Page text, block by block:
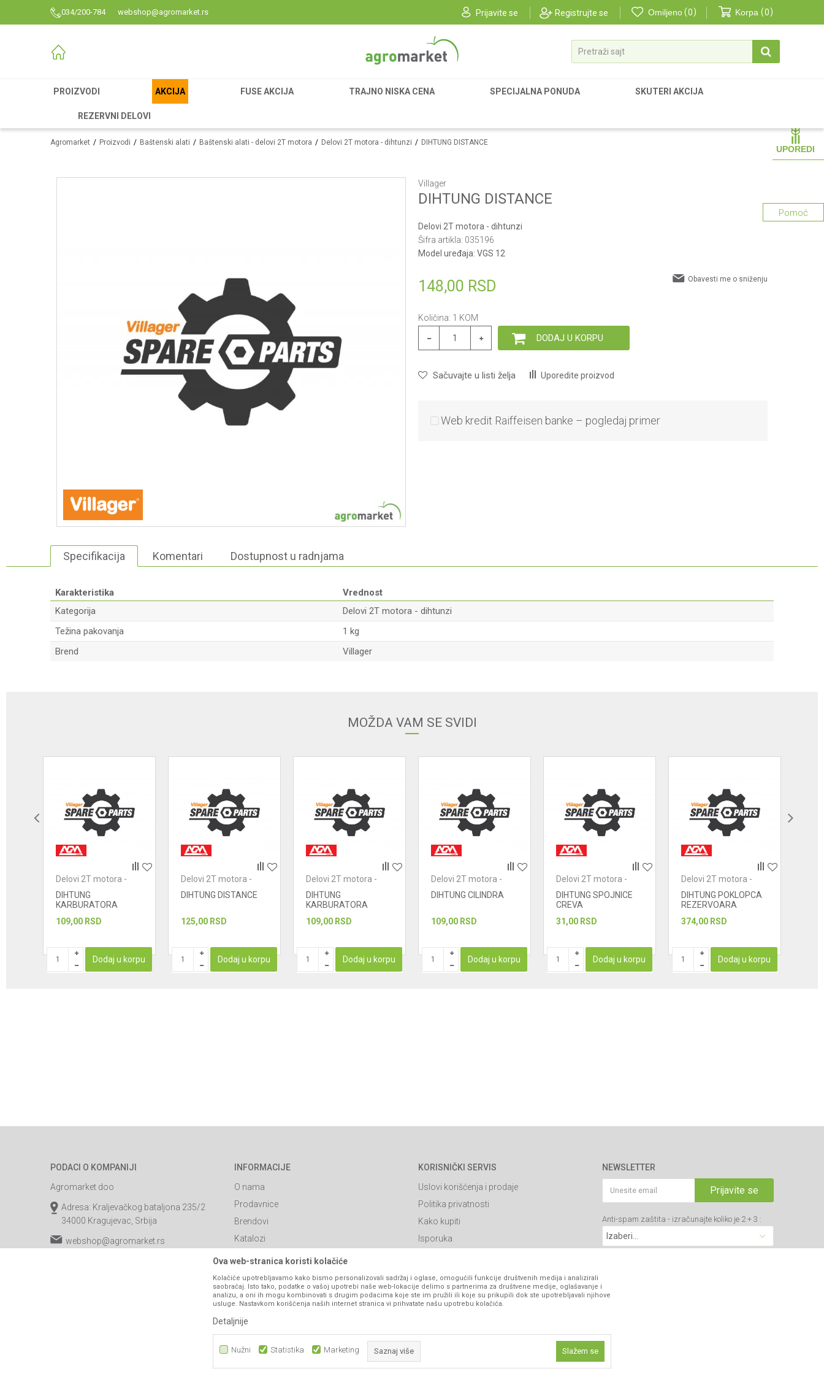
034/200-784 webshop@agromarket.rs Prijavite se Registrujte se Omiljeno 0 Korpa 0
Pretraži sajt
PROIZVODI AKCIJA FUSE AKCIJA TRAJNO NISKA CENA SPECIJALNA PONUDA SKUTERI AKCIJA
REZERVNI DELOVI
UPOREDI
Agromarket Proizvodi Baštenski alati Baštenski alati - delovi 2T motora Delovi 2T motora - dihtunzi DIHTUNG DISTANCE
Villager
DIHTUNG DISTANCE
Delovi 2T motora - dihtunzi
Šifra artikla: 035196
Model uređaja: VGS 12
148,00 RSD Obavesti me o sniženju
Količina: 1 KOM
DODAJ U KORPU
Sačuvajte u listi želja Uporedite proizvod
Web kredit Raiffeisen banke – pogledaj primer
Pomoć
Specifikacija Komentari Dostupnost u radnjama
Karakteristika
Vrednost
Kategorija
Delovi 2T motora - dihtunzi
Težina pakovanja
1 kg
Brend
Villager
POŠALJI
MOŽDA VAM SE SVIDI
Delovi 2T motora -
DIHTUNG
KARBURATORA
109,00 RSD
Dodaj u korpu
Delovi 2T motora -
DIHTUNG DISTANCE
125,00 RSD
Dodaj u korpu
Delovi 2T motora -
DIHTUNG
KARBURATORA
109,00 RSD
Dodaj u korpu
Delovi 2T motora -
DIHTUNG CILINDRA
109,00 RSD
Dodaj u korpu
Delovi 2T motora -
DIHTUNG SPOJNICE
CREVA
31,00 RSD
Dodaj u korpu
Delovi 2T motora -
DIHTUNG POKLOPCA
REZERVOARA
374,00 RSD
Dodaj u korpu
PODACI O KOMPANIJI
Agromarket doo
Adresa: Kraljevačkog bataljona 235/2
34000 Kragujevac, Srbija
webshop@agromarket.rs
INFORMACIJE
O nama
Prodavnice
Brendovi
Katalozi
Saradnja
Blog
Najčešća pitanja
Kontakt
B2B Portal
KORISNIČKI SERVIS
Uslovi korišćenja i prodaje
Politika privatnosti
Kako kupiti
Isporuka
Načini plaćanja
Plaćanje karticama
Web kredit Raiffeisen banke
Reklamacije
NEWSLETTER
Prijavite se
Anti-spam zaštita - izračunajte koliko je 2 + 3 :
PRATITE NAS
Ova web-stranica koristi kolačiće
Kolačiće upotrebljavamo kako bismo personalizovali sadržaj i oglase, omogućili funkcije društvenih medija i analizirali
saobraćaj. Isto tako, podatke o vašoj upotrebi naše web-lokacije delimo s partnerima za društvene medije, oglašavanje i
analizu, a oni ih mogu kombinovati s drugim podacima koje ste im pružili ili koje su prikupili dok ste upotrebljavali njihove
usluge. Nastavkom korišćenja naših internet stranica vi prihvatate našu upotrebu kolačića.
Detaljnije
Nužni Statistika Marketing Saznaj više Slažem se